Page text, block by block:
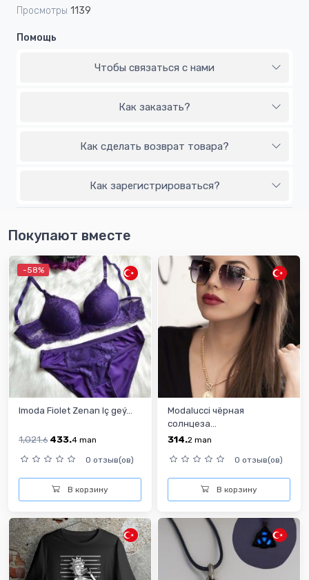
Просмотры 1139
Помощь
Чтобы связаться с нами
Как заказать?
Как сделать возврат товара?
Как зарегистрироваться?
Покупают вместе
-58%
Imoda Fiolet Zenan Iç geý...
1,021.6 433.4 man
0 отзыв(ов)
В корзину
Modalucci чёрная
солнцеза...
314.2 man
0 отзыв(ов)
В корзину